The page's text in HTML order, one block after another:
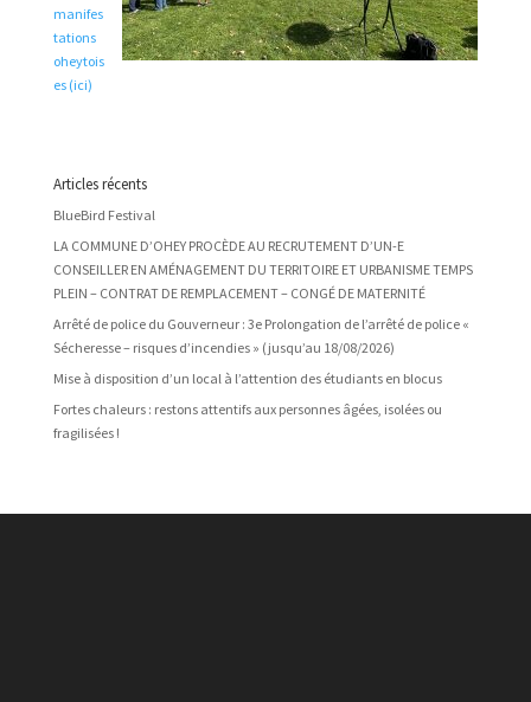
manifes
tations
oheytois
es (ici)
Articles récents
BlueBird Festival
LA COMMUNE D’OHEY PROCÈDE AU RECRUTEMENT D’UN-E
CONSEILLER EN AMÉNAGEMENT DU TERRITOIRE ET URBANISME TEMPS
PLEIN – CONTRAT DE REMPLACEMENT – CONGÉ DE MATERNITÉ
Arrêté de police du Gouverneur : 3e Prolongation de l’arrêté de police «
Sécheresse – risques d’incendies » (jusqu’au 18/08/2026)
Mise à disposition d’un local à l’attention des étudiants en blocus
Fortes chaleurs : restons attentifs aux personnes âgées, isolées ou
fragilisées !